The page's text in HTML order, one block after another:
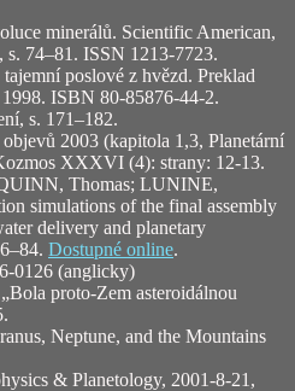
minerálů. Scientific American,
s. 74–81. ISSN 1213-7723.
poslové z hvězd. Preklad
ISBN 80-85876-44-2.
s. 171–182.
2003 (kapitola 1,3, Planetární
XXXVI (4): strany: 12-13.
Thomas; LUNINE,
simulations of the final assembly
delivery and planetary
Dostupné online.
0126 (anglicky)
proto-Zem asteroidálnou
Neptune, and the Mountains
& Planetology, 2001-8-21,